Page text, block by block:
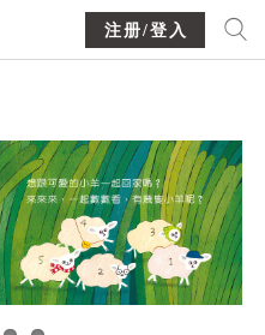
注册/登入